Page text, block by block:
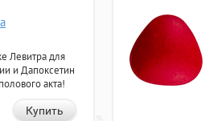
Левитра для
и Дапоксетин
акта!
Купить